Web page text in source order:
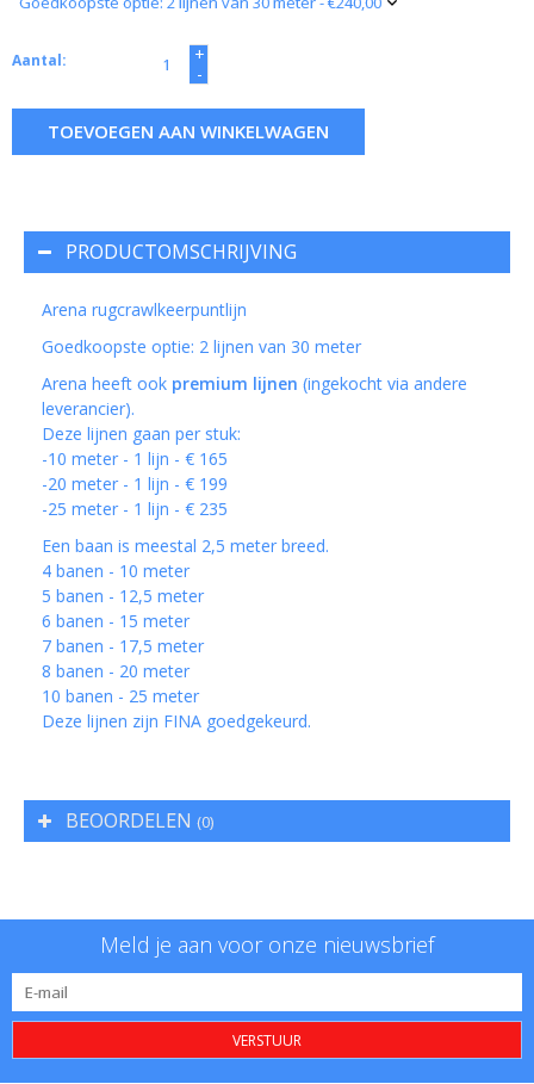
Aantal:
+
-
TOEVOEGEN AAN WINKELWAGEN
PRODUCTOMSCHRIJVING
Arena rugcrawlkeerpuntlijn
Goedkoopste optie: 2 lijnen van 30 meter
Arena heeft ook premium lijnen (ingekocht via andere
leverancier).
Deze lijnen gaan per stuk:
-10 meter - 1 lijn - € 165
-20 meter - 1 lijn - € 199
-25 meter - 1 lijn - € 235
Een baan is meestal 2,5 meter breed.
4 banen - 10 meter
5 banen - 12,5 meter
6 banen - 15 meter
7 banen - 17,5 meter
8 banen - 20 meter
10 banen - 25 meter
Deze lijnen zijn FINA goedgekeurd.
BEOORDELEN (0)
Meld je aan voor onze nieuwsbrief
VERSTUUR